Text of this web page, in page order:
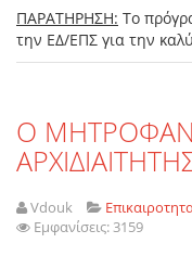
ΠΑΡΑΤΗΡΗΣΗ: Το
την ΕΔ/ΕΠΣ για την
O
Vdouk
Εμφανίσεις: 3159